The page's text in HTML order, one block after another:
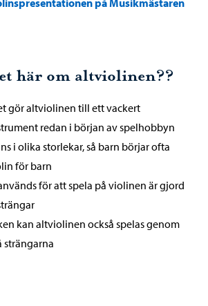
här om altviolinen??
gör altviolinen till ett vackert
redan i början av spelhobbyn
i olika storlekar, så barn börjar ofta
för barn
för att spela på violinen är gjord
kan altviolinen också spelas genom
strängarna